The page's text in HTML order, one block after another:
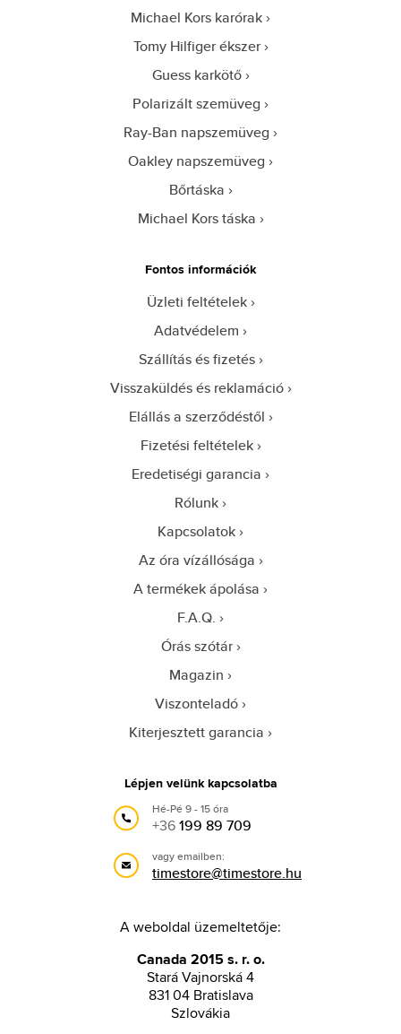
Michael Kors karórak
Tomy Hilfiger ékszer
Guess karkötő
Polarizált szemüveg
Ray-Ban napszemüveg
Oakley napszemüveg
Bőrtáska
Michael Kors táska
Fontos információk
Üzleti feltételek
Adatvédelem
Szállítás és fizetés
Visszaküldés és reklamáció
Elállás a szerződéstől
Fizetési feltételek
Eredetiségi garancia
Rólunk
Kapcsolatok
Az óra vízállósága
A termékek ápolása
F.A.Q.
Órás szótár
Magazin
Viszonteladó
Kiterjesztett garancia
Lépjen velünk kapcsolatba
Hé-Pé 9 - 15 óra
+36199 89 709
vagy emailben:
timestore@timestore.hu
A weboldal üzemeltetője:
Canada 2015 s. r. o.
Stará Vajnorská 4
831 04 Bratislava
Szlovákia